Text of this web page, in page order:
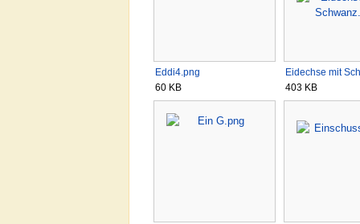
Eddi4.png
60 KB
Eidechse mit
403 KB